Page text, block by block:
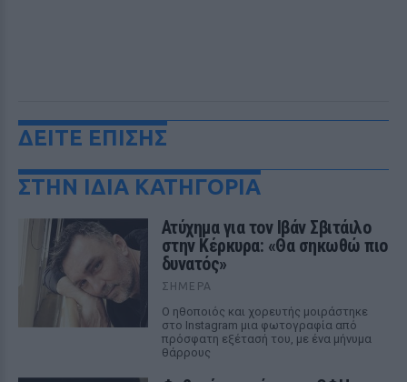
ΔΕΙΤΕ ΕΠΙΣΗΣ
ΣΤΗΝ ΙΔΙΑ ΚΑΤΗΓΟΡΙΑ
Ατύχημα για τον Ιβάν Σβιτάιλο
στην Κέρκυρα: «Θα σηκωθώ πιο
δυνατός»
ΣΉΜΕΡΑ
Ο ηθοποιός και χορευτής μοιράστηκε
στο Instagram μια φωτογραφία από
πρόσφατη εξέτασή του, με ένα μήνυμα
θάρρους